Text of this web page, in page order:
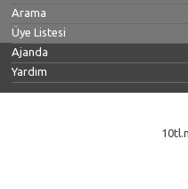
Arama
Üye Listesi
Ajanda
Yardım